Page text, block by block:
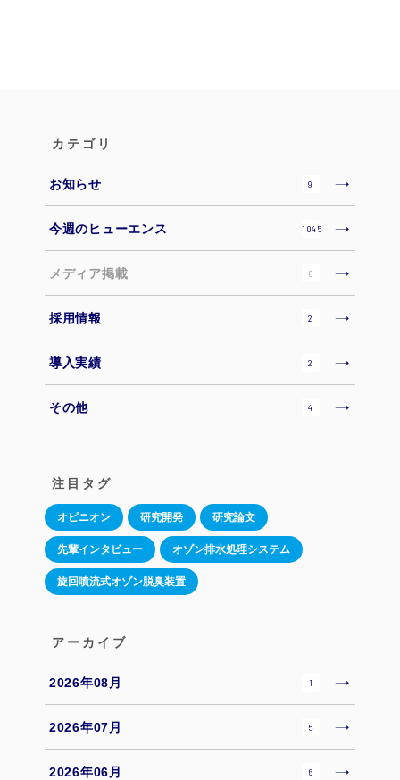
カテゴリ
お知らせ 9
今週のヒューエンス 1045
メディア掲載 0
採用情報 2
導入実績 2
その他 4
注目タグ
オピニオン 研究開発 研究論文
先輩インタビュー オゾン排水処理システム
旋回噴流式オゾン脱臭装置
アーカイブ
2026年08月 1
2026年07月 5
2026年06月 6